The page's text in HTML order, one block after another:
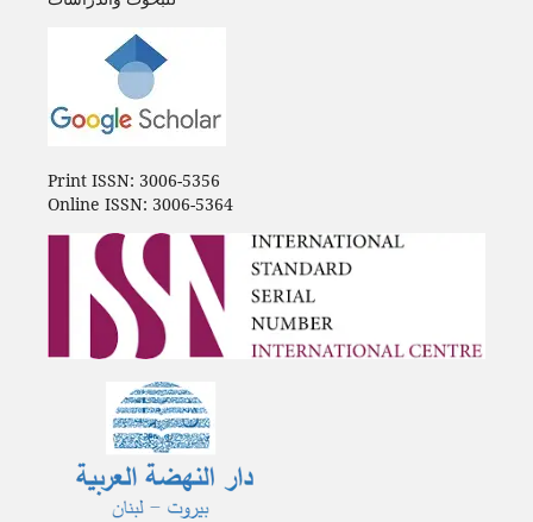
Print ISSN: 3006-5356
Online ISSN: 3006-5364